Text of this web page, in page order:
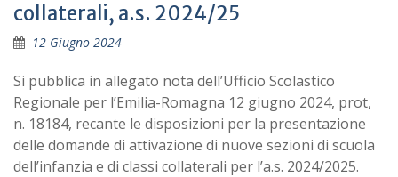
collaterali, a.s. 2024/25
12 Giugno 2024
Si pubblica in allegato nota dell’Ufficio Scolastico
Regionale per l’Emilia-Romagna 12 giugno 2024, prot,
n. 18184, recante le disposizioni per la presentazione
delle domande di attivazione di nuove sezioni di scuola
dell’infanzia e di classi collaterali per l’a.s. 2024/2025.